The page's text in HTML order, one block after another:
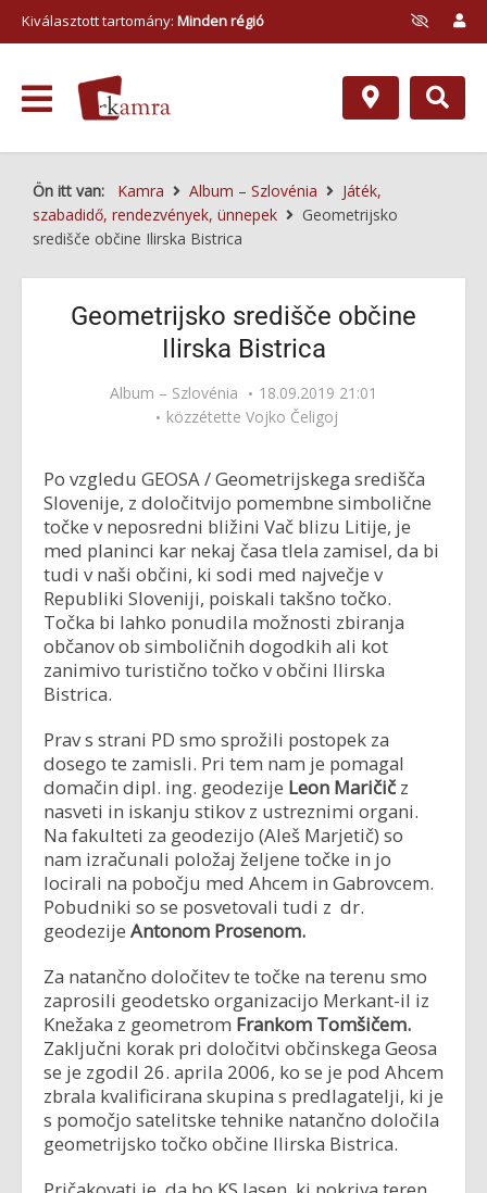
Kiválasztott tartomány: Minden régió
Ön itt van: Kamra Album – Szlovénia
Játék,
szabadidő, rendezvények, ünnepek
Geometrijsko
središče občine Ilirska Bistrica
Geometrijsko središče občine
Ilirska Bistrica
Album – Szlovénia
18.09.2019 21:01
közzétette Vojko Čeligoj
Po vzgledu GEOSA / Geometrijskega središča
Slovenije, z določitvijo pomembne simbolične
točke v neposredni bližini Vač blizu Litije, je
med planinci kar nekaj časa tlela zamisel, da bi
tudi v naši občini, ki sodi med največje v
Republiki Sloveniji, poiskali takšno točko.
Točka bi lahko ponudila možnosti zbiranja
občanov ob simboličnih dogodkih ali kot
zanimivo turistično točko v občini Ilirska
Bistrica.
Prav s strani PD smo sprožili postopek za
dosego te zamisli. Pri tem nam je pomagal
domačin dipl. ing. geodezije Leon Maričič z
nasveti in iskanju stikov z ustreznimi organi.
Na fakulteti za geodezijo (Aleš Marjetič) so
nam izračunali položaj željene točke in jo
locirali na pobočju med Ahcem in Gabrovcem.
Pobudniki so se posvetovali tudi z dr.
geodezije Antonom Prosenom.
Za natančno določitev te točke na terenu smo
zaprosili geodetsko organizacijo Merkant-il iz
Knežaka z geometrom Frankom Tomšičem.
Zaključni korak pri določitvi občinskega Geosa
se je zgodil 26. aprila 2006, ko se je pod Ahcem
zbrala kvalificirana skupina s predlagatelji, ki je
s pomočjo satelitske tehnike natančno določila
geometrijsko točko občine Ilirska Bistrica.